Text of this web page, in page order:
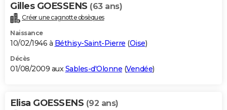
Gilles GOESSENS (63 ans)
Créer une cagnotte obsèques
Naissance
10/02/1946 à Béthisy-Saint-Pierre (Oise)
Décès
01/08/2009 auxSables-d'Olonne (Vendée)
Elisa GOESSENS (92 ans)